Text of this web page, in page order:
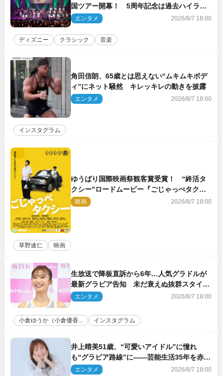
国ツアー開幕！ 5周年記念は過去ハイライ
ト＆クルーズ旅を大満喫！【潜入レポート】
エンタメ 2026/8/7 18:00
ディズニー クラシック 音楽
角田信朗、65歳とは思えない“ムキムキボデ
ィ”にネット騒然 キレッキレの動きを披露
エンタメ 2026/8/7 18:00
インスタグラム
ゆうばり国際映画祭観客賞受賞！ “終活タ
クシー”ロードムービー『ごじゃっぺタクシ
ー』10月公開＆予告解禁
映画 2026/8/7 18:00
草野速仁 映画
生放送で降板直訴から6年…人気グラドルが
最新グラビア告知 未だ衰えぬ抜群スタイル
に反響
エンタメ 2026/8/7 18:00
小倉ゆうか（小倉優香... インスタグラム
井上晴美51歳、“可愛いアイドル”に憧れ
も“グラビア路線”に――芸能生活35年を赤
裸々に語る 27年ぶりに写真集発売
エンタメ 2026/8/7 18:00